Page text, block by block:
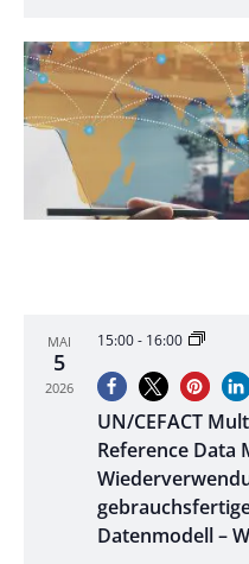
MAI
5
2026
15:00- 16:00
UN/CEFACT
Reference Data
Datenmodell –